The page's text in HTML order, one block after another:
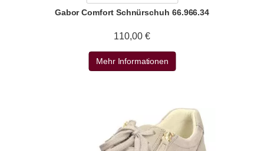
Gabor Comfort Schnürschuh 66.966.34
110,00 €
Mehr Informationen